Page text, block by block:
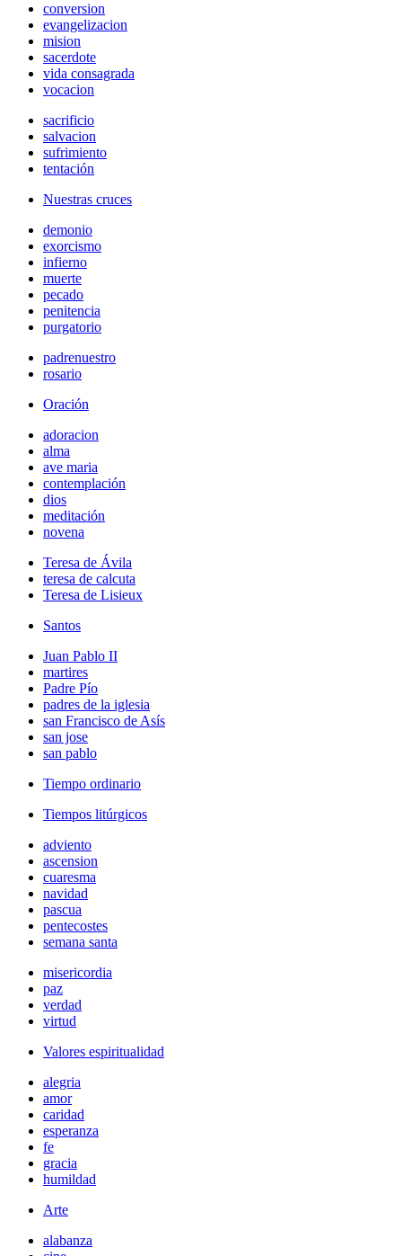
conversion
evangelizacion
mision
sacerdote
vida consagrada
vocacion
sacrificio
salvacion
sufrimiento
tentación
Nuestras cruces
demonio
exorcismo
infierno
muerte
pecado
penitencia
purgatorio
padrenuestro
rosario
Oración
adoracion
alma
ave maria
contemplación
dios
meditación
novena
Teresa de Ávila
teresa de calcuta
Teresa de Lisieux
Santos
Juan Pablo II
martires
Padre Pío
padres de la iglesia
san Francisco de Asís
san jose
san pablo
Tiempo ordinario
Tiempos litúrgicos
adviento
ascension
cuaresma
navidad
pascua
pentecostes
semana santa
misericordia
paz
verdad
virtud
Valores espiritualidad
alegria
amor
caridad
esperanza
fe
gracia
humildad
Arte
alabanza